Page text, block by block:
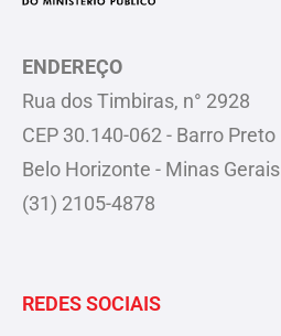
ENDEREÇO
Rua dos Timbiras, n° 2928
CEP 30.140-062 - Barro Preto
Belo Horizonte - Minas Gerais
(31) 2105-4878
REDES SOCIAIS